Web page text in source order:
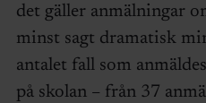
det gäller anmälningar
minst sagt dramatisk
antalet fall som
på skolan – från 37